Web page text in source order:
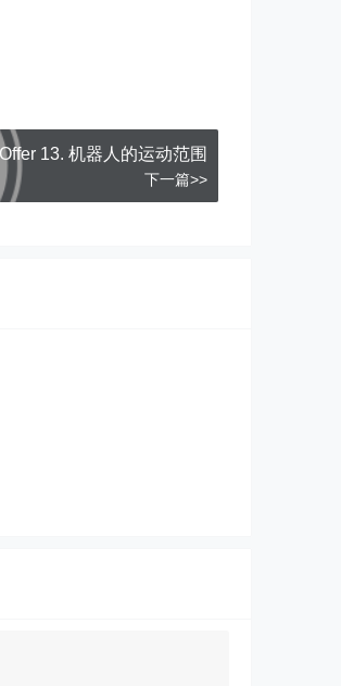
13. 机器人的运动范围
下一篇>>